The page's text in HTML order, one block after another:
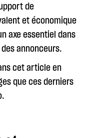
de
et économique
axe essentiel dans
annonceurs.
cet article en
que ces derniers